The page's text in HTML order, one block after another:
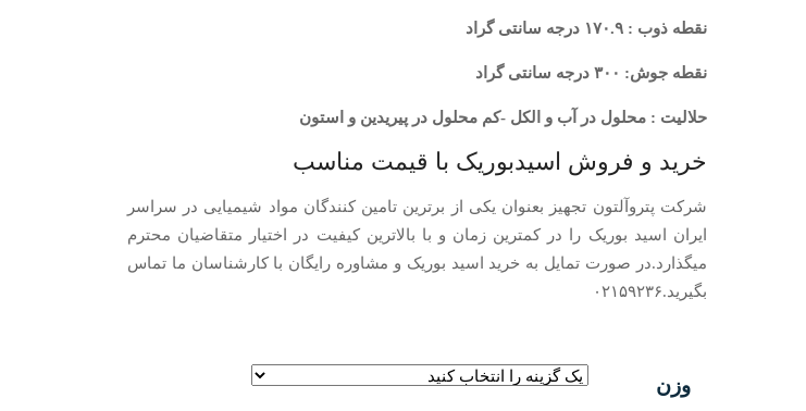
نقطه ذوب : ۱۷۰.۹ درجه سانتی گراد
نقطه جوش: ۳۰۰ درجه سانتی گراد
حلالیت : محلول در آب و الکل -کم محلول در پیریدین و استون
خرید و فروش اسیدبوریک با قیمت مناسب
شرکت پتروآلتون تجهیز بعنوان یکی از برترین تامین کنندگان مواد شیمیایی در سراسر
ایران اسید بوریک را در کمترین زمان و با بالاترین کیفیت در اختیار متقاضیان محترم
میگذارد.در صورت تمایل به خرید اسید بوریک و مشاوره رایگان با کارشناسان ما تماس
بگیرید.۰۲۱۵۹۲۳۶
وزن